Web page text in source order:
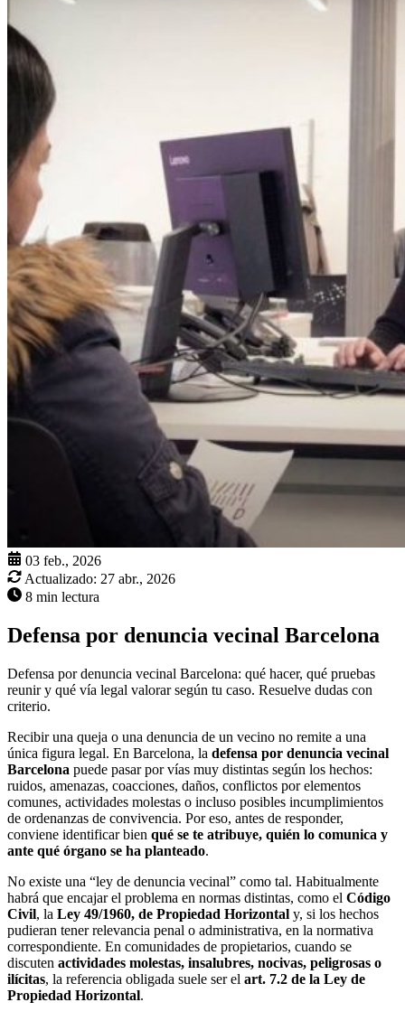
03 feb., 2026
Actualizado: 27 abr., 2026
8 min lectura
Defensa por denuncia vecinal Barcelona
Defensa por denuncia vecinal Barcelona: qué hacer, qué pruebas
reunir y qué vía legal valorar según tu caso. Resuelve dudas con
criterio.
Recibir una queja o una denuncia de un vecino no remite a una
única figura legal. En Barcelona, la defensa por denuncia vecinal
Barcelona puede pasar por vías muy distintas según los hechos:
ruidos, amenazas, coacciones, daños, conflictos por elementos
comunes, actividades molestas o incluso posibles incumplimientos
de ordenanzas de convivencia. Por eso, antes de responder,
conviene identificar bien qué se te atribuye, quién lo comunica y
ante qué órgano se ha planteado.
No existe una “ley de denuncia vecinal” como tal. Habitualmente
habrá que encajar el problema en normas distintas, como el Código
Civil, la Ley 49/1960, de Propiedad Horizontal y, si los hechos
pudieran tener relevancia penal o administrativa, en la normativa
correspondiente. En comunidades de propietarios, cuando se
discuten actividades molestas, insalubres, nocivas, peligrosas o
ilícitas, la referencia obligada suele ser el art. 7.2 de la Ley de
Propiedad Horizontal.